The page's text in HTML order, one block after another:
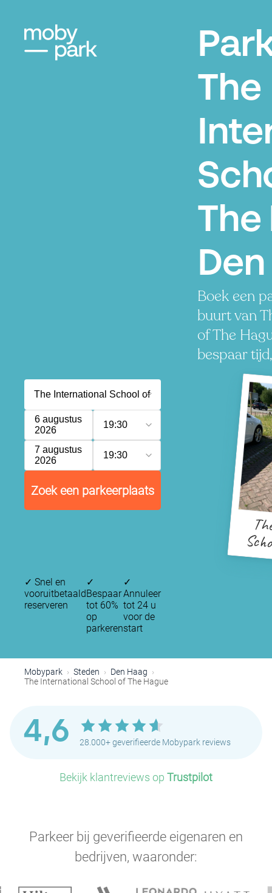
The
The
Boek een
buurt van
of The
bespaar
6 augustus
2026
19:30
7 augustus
2026
19:30
Zoek een parkeerplaats
✓ Snel en
vooruitbetaald
reserveren
✓
Bespaar
tot 60%
op
parkeren
✓
Annuleer
tot 24 u
voor de
start
Mobypark Steden
Den Haag
The International School of The Hague
4,6 28.000+ geverifieerde Mobypark reviews
Bekijk klantreviews op Trustpilot
Parkeer bij geverifieerde eigenaren en
bedrijven, waaronder: